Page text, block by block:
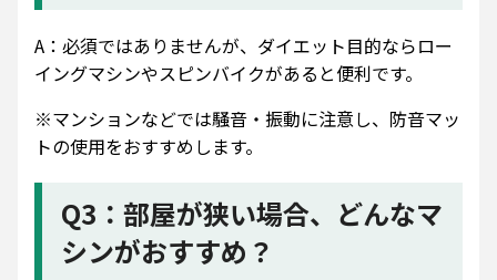
A：必須ではありませんが、ダイエット目的ならロー
イングマシンやスピンバイクがあると便利です。
※マンションなどでは騒音・振動に注意し、防音マッ
トの使用をおすすめします。
Q3：部屋が狭い場合、どんなマ
シンがおすすめ？